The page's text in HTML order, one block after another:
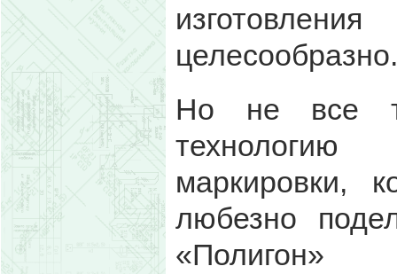
Но не все
технологию
маркировки,
любезно